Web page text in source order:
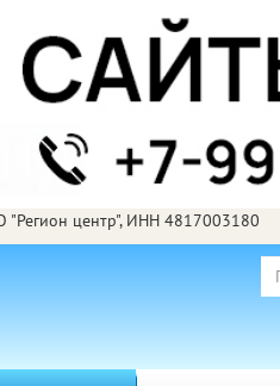
"Регион центр", ИНН 4817003180